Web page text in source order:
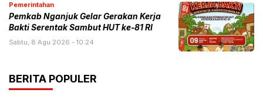
Pemerintahan
Pemkab Nganjuk Gelar Gerakan Kerja
Bakti Serentak Sambut HUT ke-81 RI
Sabtu, 8 Agu 2026 - 10:24
BERITA POPULER